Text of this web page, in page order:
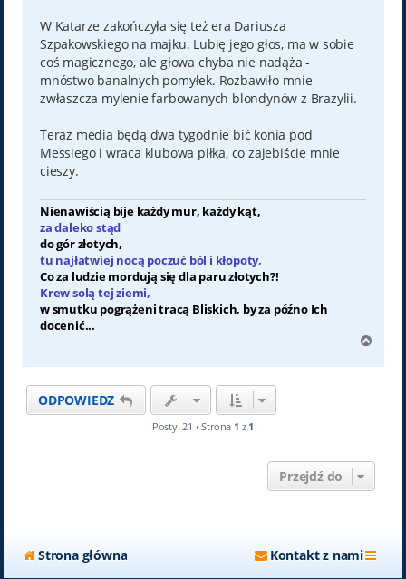
W Katarze zakończyła się też era Dariusza
Szpakowskiego na majku. Lubię jego głos, ma w sobie
coś magicznego, ale głowa chyba nie nadąża -
mnóstwo banalnych pomyłek. Rozbawiło mnie
zwłaszcza mylenie farbowanych blondynów z Brazylii.
Teraz media będą dwa tygodnie bić konia pod
Messiego i wraca klubowa piłka, co zajebiście mnie
cieszy.
Nienawiścią bije każdy mur, każdy kąt,
za daleko stąd
do gór złotych,
tu najłatwiej nocą poczuć ból i kłopoty,
Co za ludzie mordują się dla paru złotych?!
Krew solą tej ziemi,
w smutku pogrążeni tracą Bliskich, by za późno Ich
docenić...
g
ODPOWIEDZ
Posty: 21 • Strona 1 z 1
Przejdź do
Strona główna Kontakt z nami